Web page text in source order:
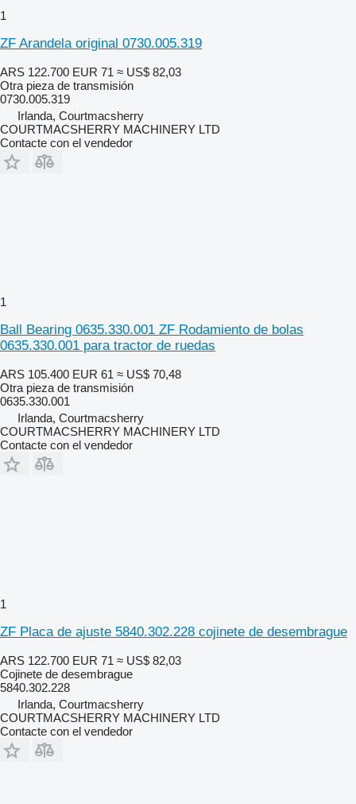
1
ZF Arandela original 0730.005.319
ARS 122.700 EUR 71 ≈ US$ 82,03
Otra pieza de transmisión
0730.005.319
Irlanda, Courtmacsherry
COURTMACSHERRY MACHINERY LTD
Contacte con el vendedor
1
Ball Bearing 0635.330.001 ZF Rodamiento de bolas
0635.330.001 para tractor de ruedas
ARS 105.400 EUR 61 ≈ US$ 70,48
Otra pieza de transmisión
0635.330.001
Irlanda, Courtmacsherry
COURTMACSHERRY MACHINERY LTD
Contacte con el vendedor
1
ZF Placa de ajuste 5840.302.228 cojinete de desembrague
ARS 122.700 EUR 71 ≈ US$ 82,03
Cojinete de desembrague
5840.302.228
Irlanda, Courtmacsherry
COURTMACSHERRY MACHINERY LTD
Contacte con el vendedor